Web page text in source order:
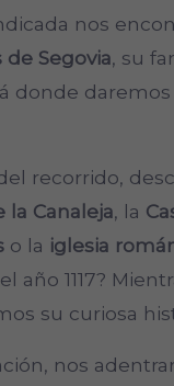
nos
Segovia, su
donde
recorrido,
la Canaleja, la
o la iglesia
año 1117?
su curiosa
nos